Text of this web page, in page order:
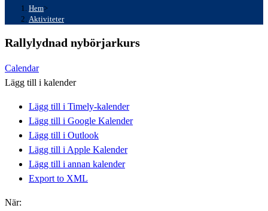
Hem>
Aktiviteter
Rallylydnad nybörjarkurs
Calendar
Lägg till i kalender
Lägg till i Timely-kalender
Lägg till i Google Kalender
Lägg till i Outlook
Lägg till i Apple Kalender
Lägg till i annan kalender
Export to XML
När: